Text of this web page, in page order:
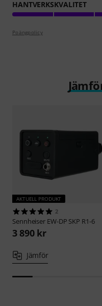
HANTVERKSKVALITET
Poängpolicy
AKTUELL PRODUKT
2
Sennheiser EW-DP SKP R1-6
3 890 kr
Jämför